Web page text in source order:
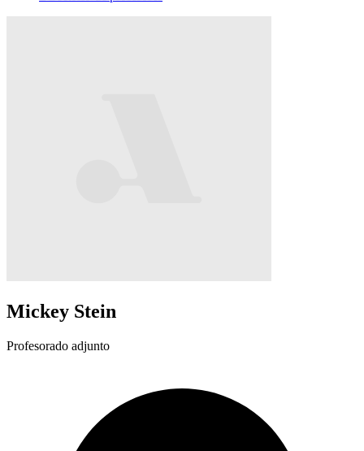
Mickey Stein
Profesorado adjunto